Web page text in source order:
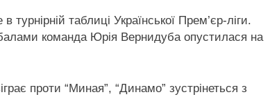
таблиці Української Прем’єр-ліги.
команда Юрія Вернидуба опустилася на
проти “Миная”, “Динамо” зустрінеться з